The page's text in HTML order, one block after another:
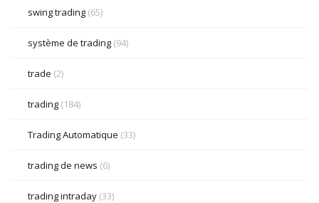
swing trading (65)
système de trading (94)
trade (2)
trading (184)
Trading Automatique (33)
trading de news (6)
trading intraday (33)